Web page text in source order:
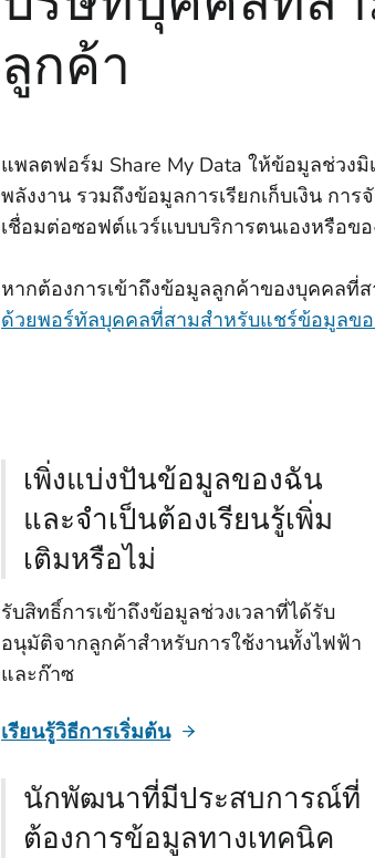
ลูกค้า
แพลตฟอร์ม Share My Data ให้ข้อมูลช่วง
พลังงาน รวมถึงข้อมูลการเรียกเก็บเงิน กา
เชื่อมต่อซอฟต์แวร์แบบบริการตนเองหรือข
หากต้องการเข้าถึงข้อมูลลูกค้าของบุคคล
ด้วยพอร์ทัลบุคคลที่สามสําหรับแชร์ข้อมูลข
เพิ่งแบ่งปันข้อมูลของฉัน
และจําเป็นต้องเรียนรู้เพิ่ม
เติมหรือไม่
รับสิทธิ์การเข้าถึงข้อมูลช่วงเวลาที่ได้รับ
อนุมัติจากลูกค้าสําหรับการใช้งานทั้งไฟฟ้า
และก๊าซ
เรียนรู้วิธีการเริ่มต้น
นักพัฒนาที่มีประสบการณ์ที่
ต้องการข้อมูลทางเทคนิค